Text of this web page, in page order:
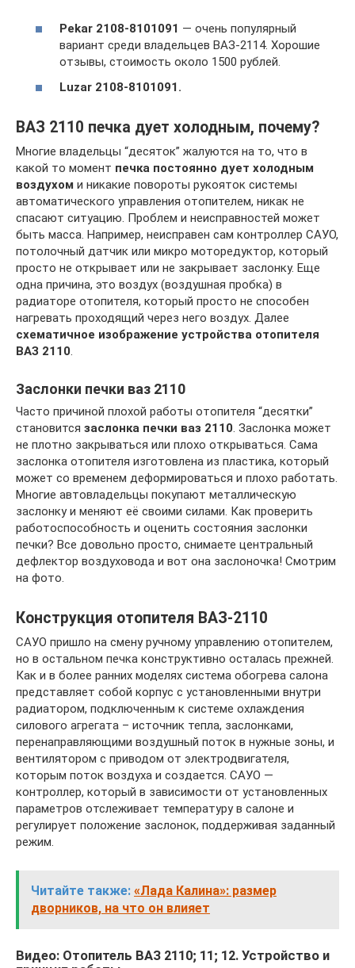
Pekar 2108-8101091 — очень популярный
вариант среди владельцев ВАЗ-2114. Хорошие
отзывы, стоимость около 1500 рублей.
Luzar 2108-8101091.
ВАЗ 2110 печка дует холодным, почему?
Многие владельцы “десяток” жалуются на то, что в
какой то момент печка постоянно дует холодным
воздухом и никакие повороты рукояток системы
автоматического управления отопителем, никак не
спасают ситуацию. Проблем и неисправностей может
быть масса. Например, неисправен сам контроллер САУО,
потолочный датчик или микро моторедуктор, который
просто не открывает или не закрывает заслонку. Еще
одна причина, это воздух (воздушная пробка) в
радиаторе отопителя, который просто не способен
нагревать проходящий через него воздух. Далее
схематичное изображение устройства отопителя
ВАЗ 2110
Заслонки печки ваз 2110
Часто причиной плохой работы отопителя “десятки”
становится заслонка печки ваз 2110 . Заслонка может
не плотно закрываться или плохо открываться. Сама
заслонка отопителя изготовлена из пластика, который
может со временем деформироваться и плохо работать.
Многие автовладельцы покупают металлическую
заслонку и меняют её своими силами. Как проверить
работоспособность и оценить состояния заслонки
печки? Все довольно просто, снимаете центральный
дефлектор воздуховода и вот она заслоночка! Смотрим
на фото.
Конструкция отопителя ВАЗ-2110
САУО пришло на смену ручному управлению отопителем,
но в остальном печка конструктивно осталась прежней.
Как и в более ранних моделях система обогрева салона
представляет собой корпус с установленными внутри
радиатором, подключенным к системе охлаждения
силового агрегата – источник тепла, заслонками,
перенаправляющими воздушный поток в нужные зоны, и
вентилятором с приводом от электродвигателя,
которым поток воздуха и создается. САУО —
контроллер, который в зависимости от установленных
параметров отслеживает температуру в салоне и
регулирует положение заслонок, поддерживая заданный
режим.
Читайте также: «Лада Калина»: размер
дворников, на что он влияет
Видео: Отопитель ВАЗ 2110; 11; 12. Устройство и